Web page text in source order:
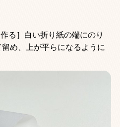
る］白い折り紙の端にのり
め、上が平らになるように